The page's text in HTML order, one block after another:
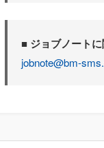
■ ジョブノート
jobnote@bm-